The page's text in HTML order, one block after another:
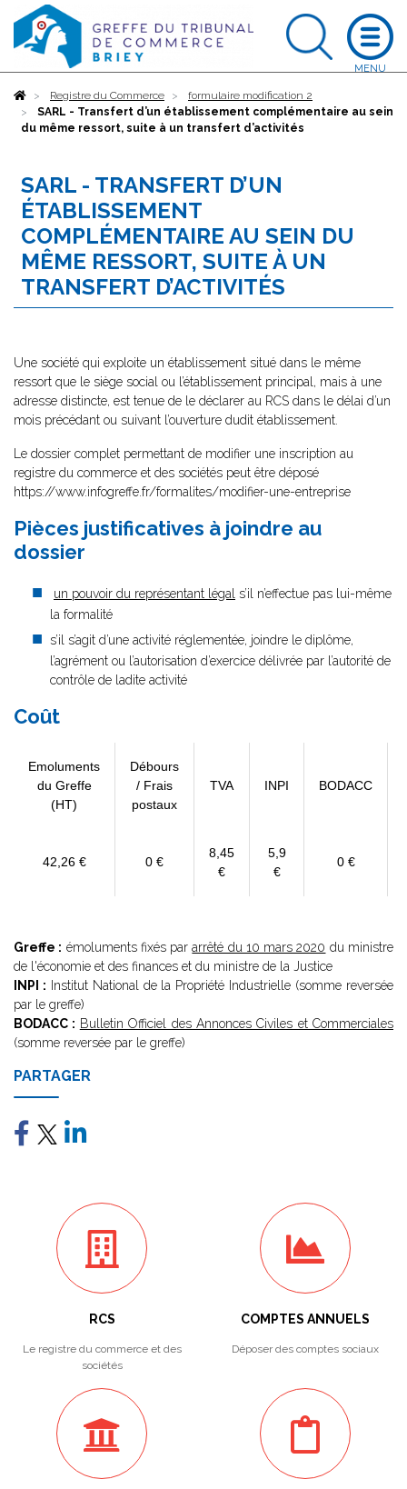
AccueilRegistre du Commerce
formulaire modification 2
SARL - Transfert d’un établissement complémentaire au sein
du même ressort, suite à un transfert d’activités
SARL - TRANSFERT D’UN
ÉTABLISSEMENT
COMPLÉMENTAIRE AU SEIN DU
MÊME RESSORT, SUITE À UN
TRANSFERT D’ACTIVITÉS
Une société qui exploite un établissement situé dans le même
ressort que le siège social ou l’établissement principal, mais à une
adresse distincte, est tenue de le déclarer au RCS dans le délai d’un
mois précédant ou suivant l’ouverture dudit établissement.
Le dossier complet permettant de modifier une inscription au
registre du commerce et des sociétés peut être déposé
https://www.infogreffe.fr/formalites/modifier-une-entreprise
Pièces justificatives à joindre au
dossier
un pouvoir du représentant légal s’il n’effectue pas lui-même
la formalité
s’il s’agit d’une activité réglementée, joindre le diplôme,
l’agrément ou l’autorisation d’exercice délivrée par l’autorité de
contrôle de ladite activité
Coût
Emoluments
du Greffe
(HT)
Débours
/ Frais
postaux
TVA INPI BODACC
42,26 € 0 €
8,45
€
5,9
€
0 €
Greffe : émoluments fixés pararrêté du 10 mars 2020 du ministre
de l'économie et des finances et du ministre de la Justice
INPI : Institut National de la Propriété Industrielle (somme reversée
par le greffe)
BODACC : Bulletin Officiel des Annonces Civiles et Commerciales
(somme reversée par le greffe)
PARTAGER
RCS
Le registre du commerce et des
sociétés
COMPTES ANNUELS
Déposer des comptes sociaux